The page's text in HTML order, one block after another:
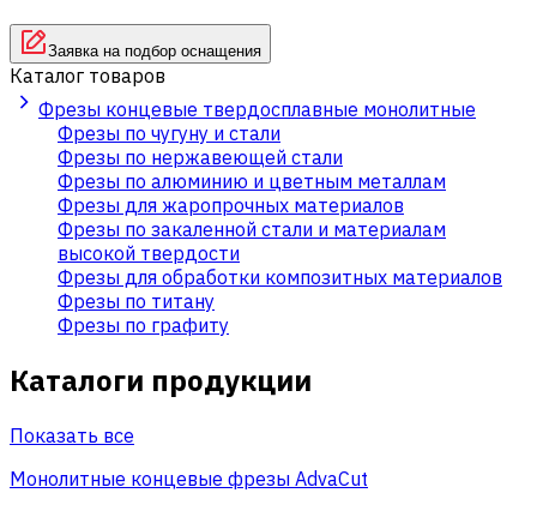
Заявка на подбор оснащения
Каталог товаров
Фрезы концевые твердосплавные монолитные
Фрезы по чугуну и стали
Фрезы по нержавеющей стали
Фрезы по алюминию и цветным металлам
Фрезы для жаропрочных материалов
Фрезы по закаленной стали и материалам
высокой твердости
Фрезы для обработки композитных материалов
Фрезы по титану
Фрезы по графиту
Каталоги продукции
Показать все
Монолитные концевые фрезы AdvaСut